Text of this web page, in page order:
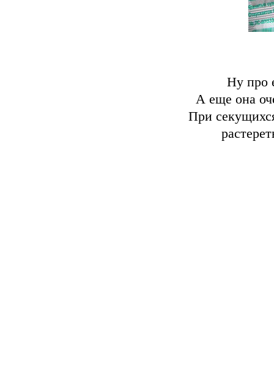
Ну про
А еще она
При